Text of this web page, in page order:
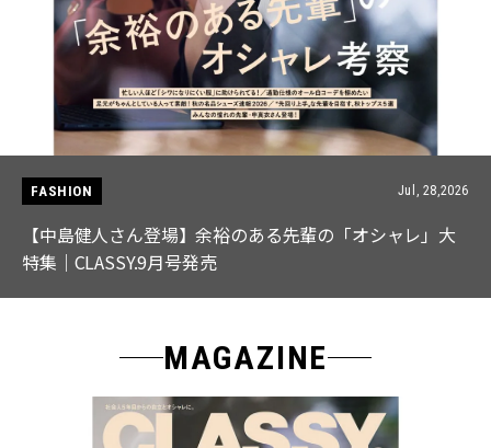
FASHION Jul, 28,2026
【中島健人さん登場】余裕のある先輩の「オシャレ」大
特集｜CLASSY.9月号発売
MAGAZINE